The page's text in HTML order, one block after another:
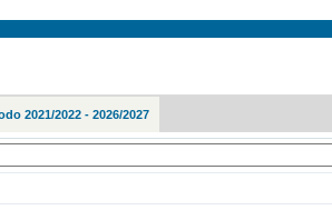
2021/2022 - 2026/2027